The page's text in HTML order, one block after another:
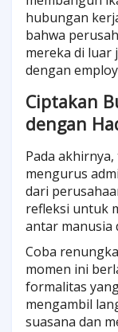
hubungan
bahwa
mereka di luar
dengan
Ciptakan
dengan
Pada
mengurus
dari
refleksi untuk
antar manusia
Coba
momen ini
formalitas
mengambil
suasana dan